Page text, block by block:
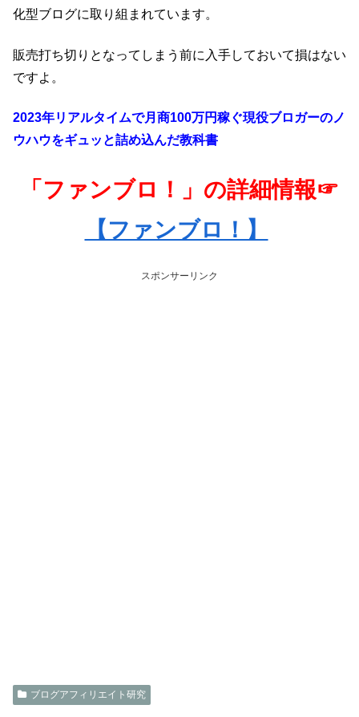
化型ブログに取り組まれています。
販売打ち切りとなってしまう前に入手しておいて損はない
ですよ。
2023年リアルタイムで月商100万円稼ぐ現役ブロガーのノ
ウハウをギュッと詰め込んだ教科書
「ファンブロ！」の詳細情報☞
【ファンブロ！】
スポンサーリンク
ブログアフィリエイト研究